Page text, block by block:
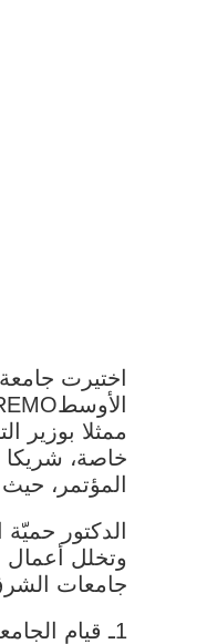
ممثلا بوزير
المؤتمر،
الدكتور
وتخلل أعمال
جامعات
1ـ قيام الجامعات بتقديم برامج دراسة تفاعلية تتلاءم مع سوق العمل.